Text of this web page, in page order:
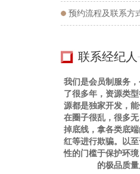
预约流程及联系方
联系经纪人
我们是会员制服务
了很多年，资源类
源都是独家开发，
在圈子很乱，很多
掉底线，拿各类底
红等进行欺骗。以
性的门槛于保护环
的极品质量